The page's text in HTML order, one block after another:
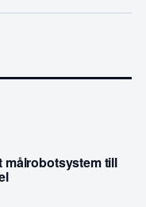
målrobotsystem till